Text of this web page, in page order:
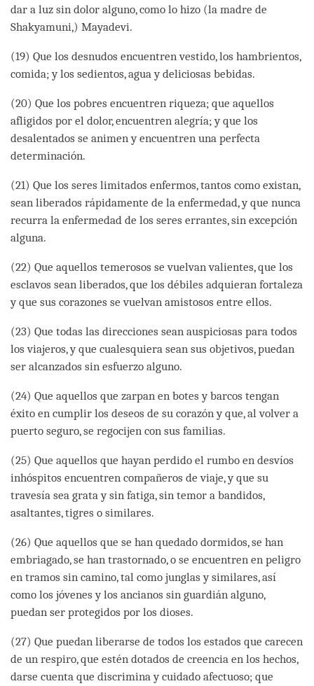
dar a luz sin dolor alguno, como lo hizo (la madre de
Shakyamuni,) Mayadevi.
(19) Que los desnudos encuentren vestido, los hambrientos,
comida; y los sedientos, agua y deliciosas bebidas.
(20) Que los pobres encuentren riqueza; que aquellos
afligidos por el dolor, encuentren alegría; y que los
desalentados se animen y encuentren una perfecta
determinación.
(21) Que los seres limitados enfermos, tantos como existan,
sean liberados rápidamente de la enfermedad, y que nunca
recurra la enfermedad de los seres errantes, sin excepción
alguna.
(22) Que aquellos temerosos se vuelvan valientes, que los
esclavos sean liberados, que los débiles adquieran fortaleza
y que sus corazones se vuelvan amistosos entre ellos.
(23) Que todas las direcciones sean auspiciosas para todos
los viajeros, y que cualesquiera sean sus objetivos, puedan
ser alcanzados sin esfuerzo alguno.
(24) Que aquellos que zarpan en botes y barcos tengan
éxito en cumplir los deseos de su corazón y que, al volver a
puerto seguro, se regocijen con sus familias.
(25) Que aquellos que hayan perdido el rumbo en desvíos
inhóspitos encuentren compañeros de viaje, y que su
travesía sea grata y sin fatiga, sin temor a bandidos,
asaltantes, tigres o similares.
(26) Que aquellos que se han quedado dormidos, se han
embriagado, se han trastornado, o se encuentren en peligro
en tramos sin camino, tal como junglas y similares, así
como los jóvenes y los ancianos sin guardián alguno,
puedan ser protegidos por los dioses.
(27) Que puedan liberarse de todos los estados que carecen
de un respiro, que estén dotados de creencia en los hechos,
darse cuenta que discrimina y cuidado afectuoso; que